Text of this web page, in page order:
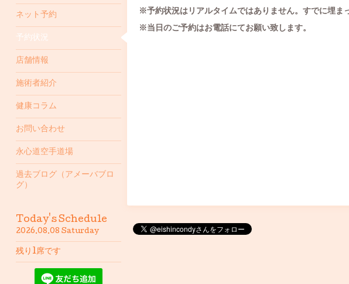
※予約状況はリアルタイムではありません。すでに埋ま
※当日のご予約はお電話にてお願い致します。
ネット予約
予約状況
店舗情報
施術者紹介
健康コラム
お問い合わせ
永心道空手道場
過去ブログ（アメーバブロ
グ）
Today's Schedule
2026.08.08 Saturday
残り1席です